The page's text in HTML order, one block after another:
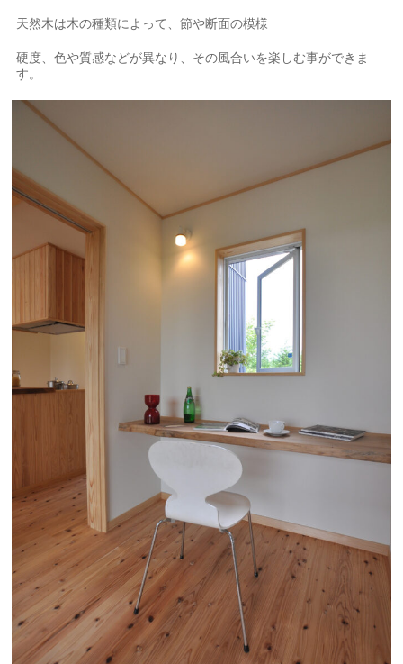
天然木は木の種類によって、節や断面の模様
硬度、色や質感などが異なり、その風合いを楽しむ事ができま
す。